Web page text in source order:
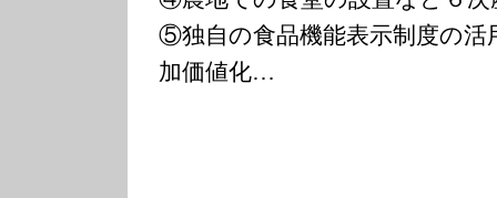
⑤独自の食品機能表示制度の活
加価値化…